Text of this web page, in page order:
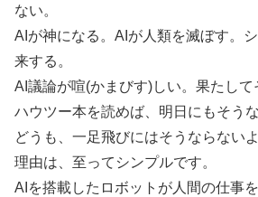
ない。
AIが神になる。AIが人類を滅ぼす。
来する。
AI議論が喧(かまびす)しい。果たして
ハウツー本を読めば、明日にもそう
どうも、一足飛びにはそうならないよ
理由は、至ってシンプルです。
AIを搭載したロボットが人間の仕事